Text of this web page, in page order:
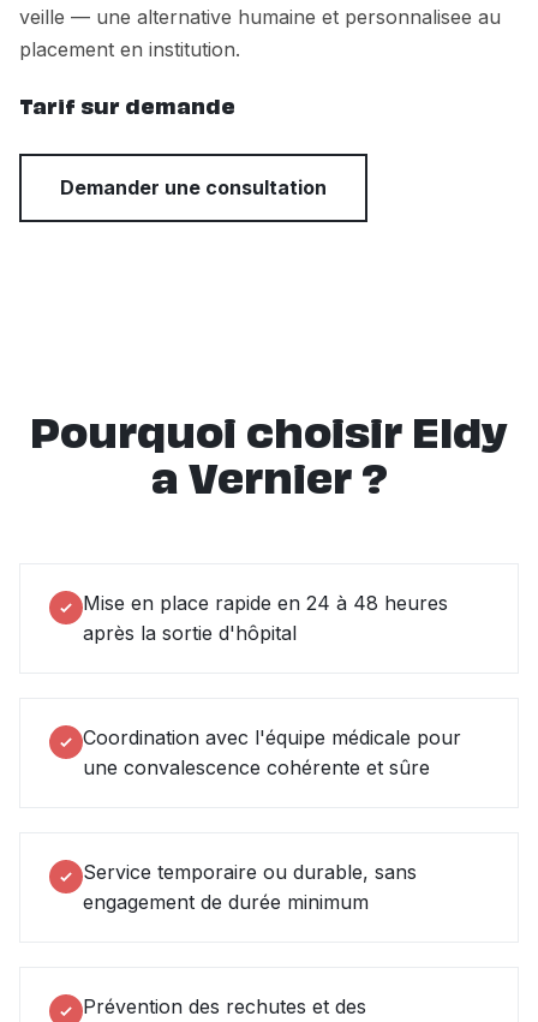
veille — une alternative humaine et personnalisee au
placement en institution.
Tarif sur demande
Demander une consultation
Pourquoi choisir Eldy
a Vernier ?
Mise en place rapide en 24 à 48 heures
après la sortie d'hôpital
Coordination avec l'équipe médicale pour
une convalescence cohérente et sûre
Service temporaire ou durable, sans
engagement de durée minimum
Prévention des rechutes et des